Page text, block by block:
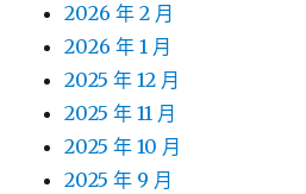
2026 年 2 月
2026 年 1 月
2025 年 12 月
2025 年 11 月
2025 年 10 月
2025 年 9 月